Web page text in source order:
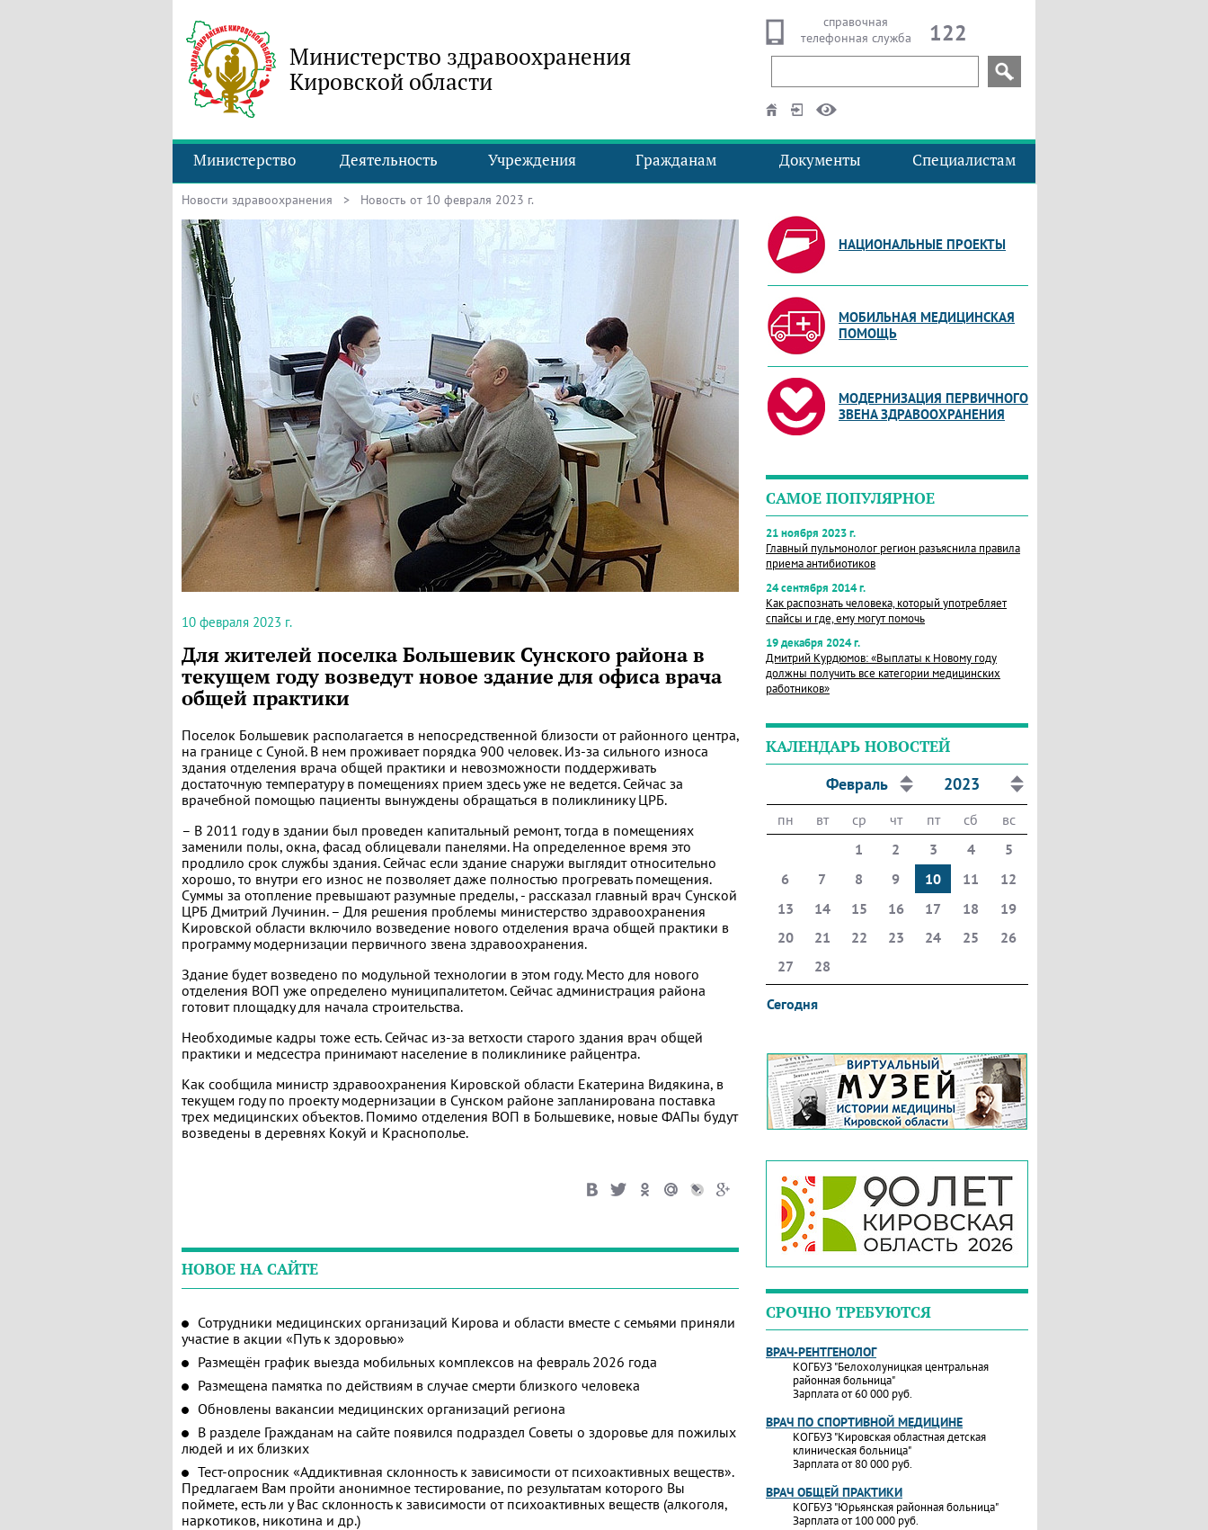
Министерство здравоохранения
Кировской области
справочная
телефонная служба
122
Министерство Деятельность Учреждения Гражданам Документы Специалистам
Новости здравоохранения > Новость от 10 февраля 2023 г.
10 февраля 2023 г.
Для жителей поселка Большевик Сунского района в
текущем году возведут новое здание для офиса врача
общей практики
Поселок Большевик располагается в непосредственной близости от районного центра,
на границе с Суной. В нем проживает порядка 900 человек. Из-за сильного износа
здания отделения врача общей практики и невозможности поддерживать
достаточную температуру в помещениях прием здесь уже не ведется. Сейчас за
врачебной помощью пациенты вынуждены обращаться в поликлинику ЦРБ.
– В 2011 году в здании был проведен капитальный ремонт, тогда в помещениях
заменили полы, окна, фасад облицевали панелями. На определенное время это
продлило срок службы здания. Сейчас если здание снаружи выглядит относительно
хорошо, то внутри его износ не позволяет даже полностью прогревать помещения.
Суммы за отопление превышают разумные пределы, - рассказал главный врач Сунской
ЦРБ Дмитрий Лучинин. – Для решения проблемы министерство здравоохранения
Кировской области включило возведение нового отделения врача общей практики в
программу модернизации первичного звена здравоохранения.
Здание будет возведено по модульной технологии в этом году. Место для нового
отделения ВОП уже определено муниципалитетом. Сейчас администрация района
готовит площадку для начала строительства.
Необходимые кадры тоже есть. Сейчас из-за ветхости старого здания врач общей
практики и медсестра принимают население в поликлинике райцентра.
Как сообщила министр здравоохранения Кировской области Екатерина Видякина, в
текущем году по проекту модернизации в Сунском районе запланирована поставка
трех медицинских объектов. Помимо отделения ВОП в Большевике, новые ФАПы будут
возведены в деревнях Кокуй и Краснополье.
НОВОЕ НА САЙТЕ
Сотрудники медицинских организаций Кирова и области вместе с семьями приняли
участие в акции «Путь к здоровью»
Размещён график выезда мобильных комплексов на февраль 2026 года
Размещена памятка по действиям в случае смерти близкого человека
Обновлены вакансии медицинских организаций региона
В разделе Гражданам на сайте появился подраздел Советы о здоровье для пожилых
людей и их близких
Тест-опросник «Аддиктивная склонность к зависимости от психоактивных веществ».
Предлагаем Вам пройти анонимное тестирование, по результатам которого Вы
поймете, есть ли у Вас склонность к зависимости от психоактивных веществ (алкоголя,
наркотиков, никотина и др.)
НАЦИОНАЛЬНЫЕ ПРОЕКТЫ
МОБИЛЬНАЯ МЕДИЦИНСКАЯ
ПОМОЩЬ
МОДЕРНИЗАЦИЯ ПЕРВИЧНОГО
ЗВЕНА ЗДРАВООХРАНЕНИЯ
САМОЕ ПОПУЛЯРНОЕ
21 ноября 2023 г.
Главный пульмонолог регион разъяснила правила
приема антибиотиков
24 сентября 2014 г.
Как распознать человека, который употребляет
спайсы и где, ему могут помочь
19 декабря 2024 г.
Дмитрий Курдюмов: «Выплаты к Новому году
должны получить все категории медицинских
работников»
КАЛЕНДАРЬ НОВОСТЕЙ
Февраль 2023
пн вт ср чт пт сб
вс
1
2 3 4
5
6
7 8 9 10 11
12
13
14 15 16 17 18
19
20
21 22 23 24 25
26
27
28
Сегодня
СРОЧНО ТРЕБУЮТСЯ
ВРАЧ-РЕНТГЕНОЛОГ
КОГБУЗ "Белохолуницкая центральная
районная больница"
Зарплата от 60 000 руб.
ВРАЧ ПО СПОРТИВНОЙ МЕДИЦИНЕ
КОГБУЗ "Кировская областная детская
клиническая больница"
Зарплата от 80 000 руб.
ВРАЧ ОБЩЕЙ ПРАКТИКИ
КОГБУЗ "Юрьянская районная больница"
Зарплата от 100 000 руб.